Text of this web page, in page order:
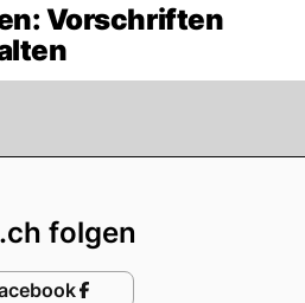
Vorschriften
folgen